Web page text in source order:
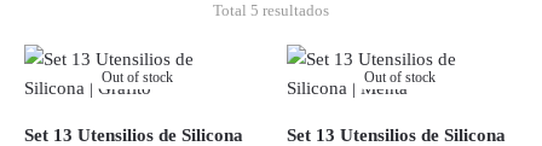
Total 5 resultados
Out of stock
Set 13 Utensilios de Silicona
Out of stock
Set 13 Utensilios de Silicona